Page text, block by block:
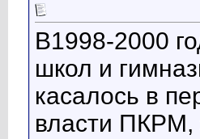
В1998-2000
школ и
касалось в
власти ПКРМ,